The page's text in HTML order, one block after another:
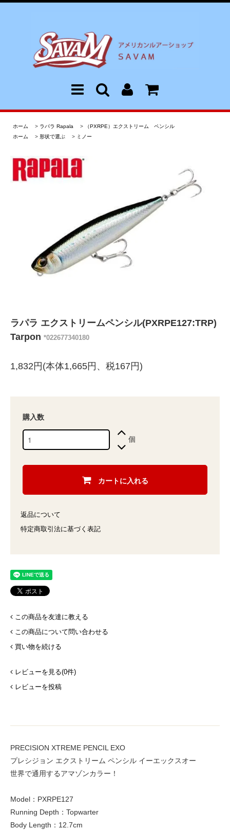
ホーム > ラパラ Rapala >
（PXRPE）エクストリーム ペンシル
ホーム
> 形状で選ぶ > ミノー
ラパラ エクストリームペンシル(PXRPE127:TRP)
Tarpon *022677340180
1,832円(本体1,665円、税167円)
購入数
個
カートに入れる
返品について
特定商取引法に基づく表記
この商品を友達に教える
この商品について問い合わせる
買い物を続ける
レビューを見る(0件)
レビューを投稿
PRECISION XTREME PENCIL EXO
プレシジョン エクストリーム ペンシル イーエックスオー
世界で通用するアマゾンカラー！
Model：PXRPE127
Running Depth：Topwarter
Body Length：12.7cm